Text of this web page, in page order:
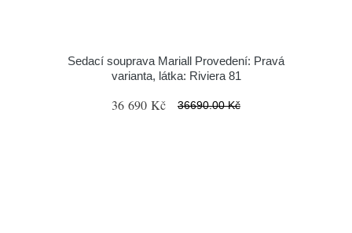
Sedací souprava Mariall Provedení: Pravá
varianta, látka: Riviera 81
36 690 Kč 36690.00 Kč